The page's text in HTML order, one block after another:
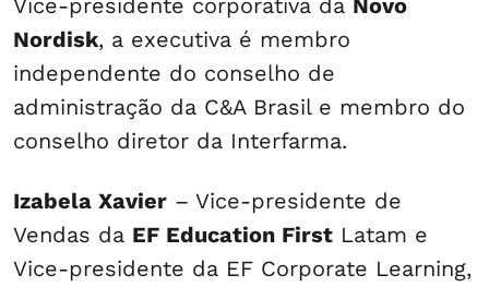
Vice-presidente corporativa da Novo
Nordisk, a executiva é membro
independente do conselho de
administração da C&A Brasil e membro do
conselho diretor da Interfarma.
Izabela Xavier – Vice-presidente de
Vendas da EF Education First Latam e
Vice-presidente da EF Corporate Learning,